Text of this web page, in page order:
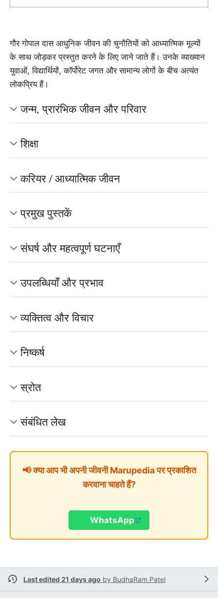
गौर गोपाल दास आधुनिक जीवन की चुनौतियों को आध्यात्मिक मूल्यों
के साथ जोड़कर प्रस्तुत करने के लिए जाने जाते हैं। उनके व्याख्यान
युवाओं, विद्यार्थियों, कॉर्पोरेट जगत और सामान्य लोगों के बीच अत्यंत
लोकप्रिय हैं।
जन्म, प्रारंभिक जीवन और परिवार
शिक्षा
करियर / आध्यात्मिक जीवन
प्रमुख पुस्तकें
संघर्ष और महत्वपूर्ण घटनाएँ
उपलब्धियाँ और प्रभाव
व्यक्तित्व और विचार
निष्कर्ष
स्रोत
संबंधित लेख
📢 क्या आप भी अपनी जीवनी Marupedia पर प्रकाशित
करवाना चाहते हैं?
WhatsApp
Last edited 21 days ago by BudhaRam Patel